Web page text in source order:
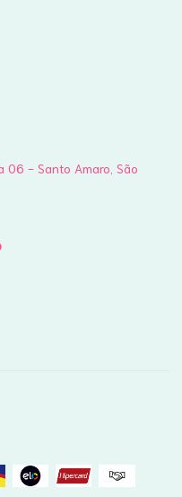
06 - Santo Amaro, São